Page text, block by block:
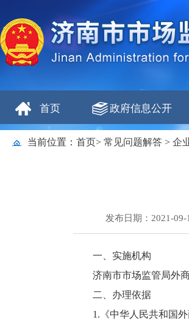
首页 政府信息公开
当前位置： 首页> 常见问题解答 > 企
发布日期：2021-09-
一、实施机构
济南市市场监管局外
二、办理依据
1.《中华人民共和国